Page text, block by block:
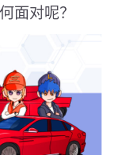
面对呢？